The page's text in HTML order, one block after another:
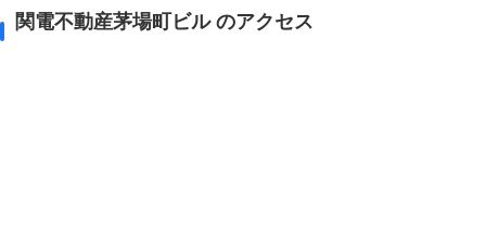
関電不動産茅場町ビル のアクセス